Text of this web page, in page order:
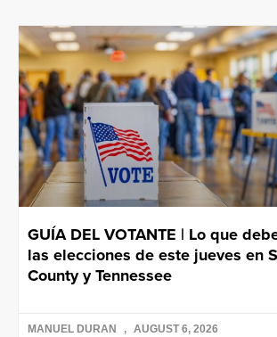
GUÍA DEL VOTANTE | Lo que
las elecciones de este jueves en
County y Tennessee
MANUEL DURAN AUGUST 6, 2026